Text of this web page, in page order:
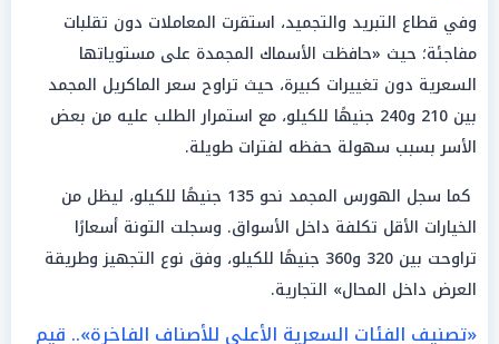
وفي قطاع التبريد والتجميد، استقرت المعاملات دون تقلبات
مفاجئة؛ حيث «حافظت الأسماك المجمدة على مستوياتها
السعرية دون تغييرات كبيرة، حيث تراوح سعر الماكريل المجمد
بين 210 و240 جنيهًا للكيلو، مع استمرار الطلب عليه من بعض
الأسر بسبب سهولة حفظه لفترات طويلة.
كما سجل الهورس المجمد نحو 135 جنيهًا للكيلو، ليظل من
الخيارات الأقل تكلفة داخل الأسواق. وسجلت التونة أسعارًا
تراوحت بين 320 و360 جنيهًا للكيلو، وفق نوع التجهيز وطريقة
العرض داخل المحال» التجارية.
«تصنيف الفئات السعرية الأعلى للأصناف الفاخرة».. قيم